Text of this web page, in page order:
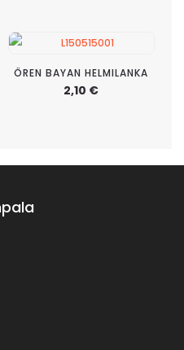
ÖREN BAYAN HELMILANKA
2,10 €